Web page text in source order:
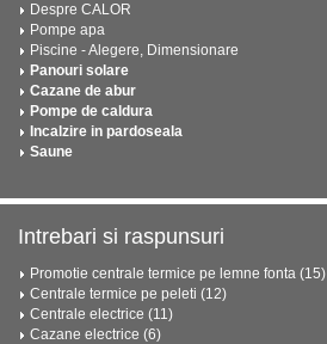
Despre CALOR
Pompe apa
Piscine - Alegere, Dimensionare
Panouri solare
Cazane de abur
Pompe de caldura
Incalzire in pardoseala
Saune
Intrebari si raspunsuri
Promotie centrale termice pe lemne fonta (15)
Centrale termice pe peleti (12)
Centrale electrice (11)
Cazane electrice (6)